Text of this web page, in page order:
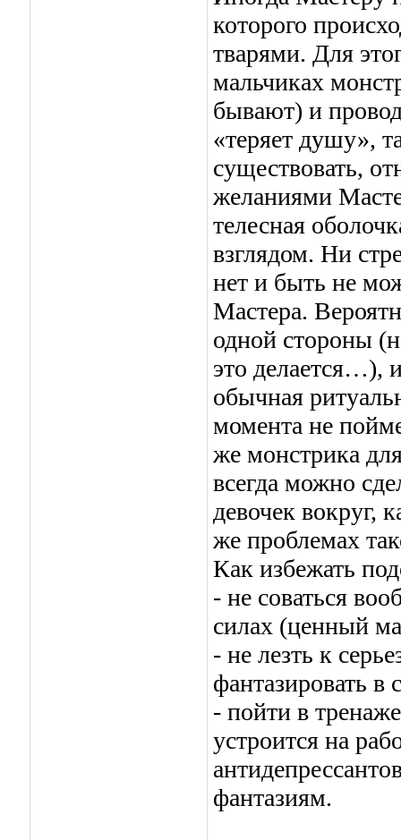
которого
тварями. Для
мальчиках
бывают) и
«теряет душу»,
существовать,
желаниями
телесная
взглядом. Ни
нет и быть не
Мастера.
одной стороны
это делается…),
обычная
момента не
же монстрика
всегда можно
девочек вокруг,
же проблемах
Как избежать
- не соваться
силах (ценный
- не лезть к
фантазировать в
- пойти в
устроится на
фантазиям.